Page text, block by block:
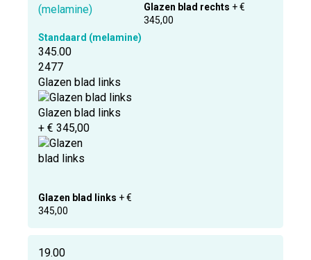
Standaard (melamine)
Glazen blad rechts + €
345,00
345.00
2477
Glazen blad links
Glazen blad links
+ € 345,00
Glazen blad links + €
345,00
19.00